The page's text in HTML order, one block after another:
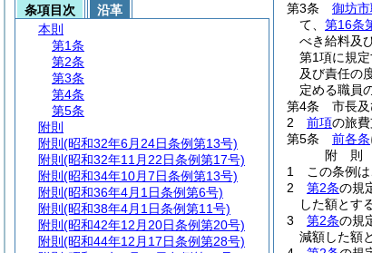
第3条
御坊
て、 第16条
べき給料及
第1項に規
及び責任の
定める職員
第4条
市長及
2
前項の旅
第5条
前各条
附 則
1
この条例
2
第2条の規
した額とす
3
第2条の規
減額した額
条項目次
沿革
本則
第1条
第2条
第3条
第4条
第5条
附則
附則 (昭和32年6月24日条例第13号)
附則 (昭和32年11月22日条例第17号)
附則 (昭和34年10月7日条例第13号)
附則 (昭和36年4月1日条例第6号)
附則 (昭和38年4月1日条例第11号)
附則 (昭和42年12月20日条例第20号)
附則 (昭和44年12月17日条例第28号)